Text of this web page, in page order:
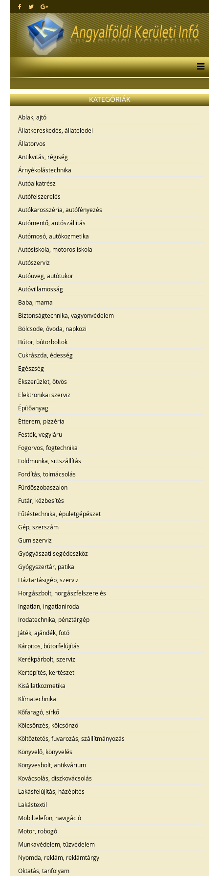
KATEGÓRIÁK
Ablak, ajtó
Állatkereskedés, állateledel
Állatorvos
Antikvitás, régiség
Árnyékolástechnika
Autóalkatrész
Autófelszerelés
Autókarosszéria, autófényezés
Autómentő, autószállítás
Autómosó, autókozmetika
Autósiskola, motoros iskola
Autószerviz
Autóüveg, autótükör
Autóvillamosság
Baba, mama
Biztonságtechnika, vagyonvédelem
Bölcsöde, óvoda, napközi
Bútor, bútorboltok
Cukrászda, édesség
Egészség
Ékszerüzlet, ötvös
Elektronikai szerviz
Építőanyag
Étterem, pizzéria
Festék, vegyiáru
Fogorvos, fogtechnika
Földmunka, sittszállítás
Fordítás, tolmácsolás
Fürdőszobaszalon
Futár, kézbesítés
Fűtéstechnika, épületgépészet
Gép, szerszám
Gumiszerviz
Gyógyászati segédeszköz
Gyógyszertár, patika
Háztartásigép, szerviz
Horgászbolt, horgászfelszerelés
Ingatlan, ingatlaniroda
Irodatechnika, pénztárgép
Játék, ajándék, fotó
Kárpitos, bútorfelújítás
Kerékpárbolt, szerviz
Kertépítés, kertészet
Kisállatkozmetika
Klímatechnika
Kőfaragó, sírkő
Kölcsönzés, kölcsönző
Költöztetés, fuvarozás, szállítmányozás
Könyvelő, könyvelés
Könyvesbolt, antikvárium
Kovácsolás, díszkovácsolás
Lakásfelújítás, házépítés
Lakástextil
Mobiltelefon, navigáció
Motor, robogó
Munkavédelem, tűzvédelem
Nyomda, reklám, reklámtárgy
Oktatás, tanfolyam